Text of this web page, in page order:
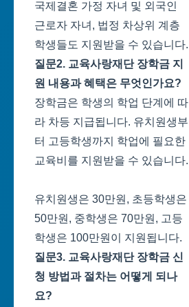
국제결혼 가정 자녀 및 외국인
근로자 자녀, 법정 차상위 계층
학생들도 지원받을 수 있습니다.
질문2. 교육사랑재단 장학금 지
원 내용과 혜택은 무엇인가요?
장학금은 학생의 학업 단계에 따
라 차등 지급됩니다. 유치원생부
터 고등학생까지 학업에 필요한
교육비를 지원받을 수 있습니다.
유치원생은 30만원, 초등학생은
50만원, 중학생은 70만원, 고등
학생은 100만원이 지원됩니다.
질문3. 교육사랑재단 장학금 신
청 방법과 절차는 어떻게 되나
요?